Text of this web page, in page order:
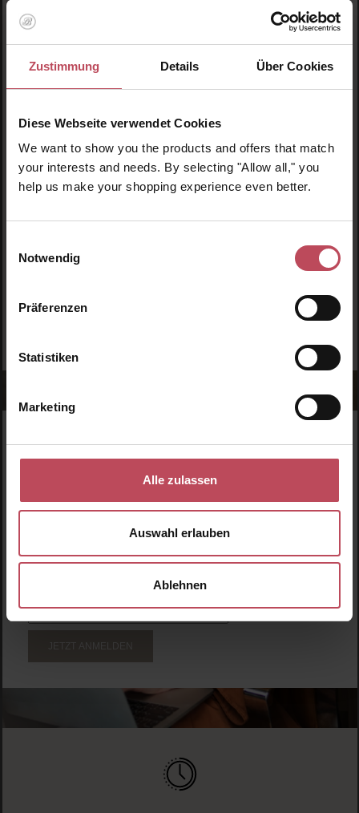
Zustimmung Details Über Cookies
Diese Webseite verwendet Cookies
We want to show you the products and offers that match
your interests and needs. By selecting "Allow all," you
help us make your shopping experience even better.
Notwendig
Präferenzen
Statistiken
Marketing
Alle zulassen
Auswahl erlauben
Ablehnen
lookbeautifulofficial
Cherry Blossom fever is here 🌸
We love this blooming season, a gentle reminder that
selection of floral-scented products for you to embrace
the beauty of the season and carry its delicate notes
WERDE TEIL DER LOOK BEAUTIFUL-FAMILIE
Anmelden & exklusive Vorteile
Dankeschön 10 %* auf deinen ersten Einkauf. Verpasse
keine Beauty-News mehr und erhalte exklusive Rabatte!
JETZT ANMELDEN